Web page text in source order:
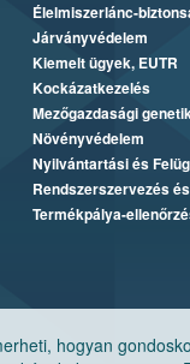
hogyan
Élelmiszerlánc-
Járványvédelem
Kiemelt ügyek, EUTR
Kockázatkezelés
Mezőgazdasági
Növényvédelem
Nyilvántartási és
Rendszerszervezés
Termékpálya-